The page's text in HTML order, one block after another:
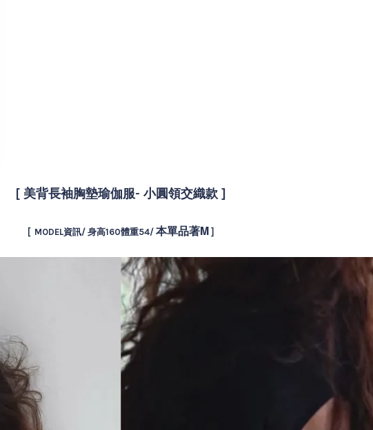
[ 美背長袖胸墊瑜伽服- 小圓領交織款 ]
[ MODEL資訊/ 身高160體重54/ 本單品著M ]